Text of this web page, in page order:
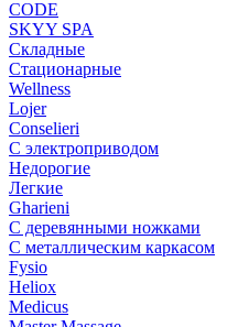
CODE
SKYY SPA
Складные
Стационарные
Wellness
Lojer
Conselieri
С электроприводом
Недорогие
Легкие
Gharieni
С деревянными ножками
С металлическим каркасом
Fysio
Heliox
Medicus